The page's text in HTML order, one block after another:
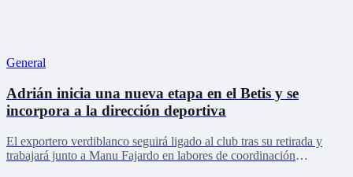
General
Adrián inicia una nueva etapa en el Betis y se
incorpora a la dirección deportiva
El exportero verdiblanco seguirá ligado al club tras su retirada y
trabajará junto a Manu Fajardo en labores de coordinación